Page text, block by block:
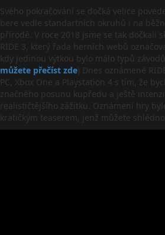
Svého pokračování se dočká velice
bere vedle standartních okruhů i na
přírodě. V roce 2018 jsme se tak dočkali
RIDE 3, který řada herních webů
kdy jedinou výtkou bylo málo typů
můžete přečíst zde) Dnes oznámené
PC, Xbox One a Playstation 4 s tím, že
značného posunu kupředu a ještě
realističtějšího zážitku. Oznámení hry
kratičkým teaserem, jenž můžete